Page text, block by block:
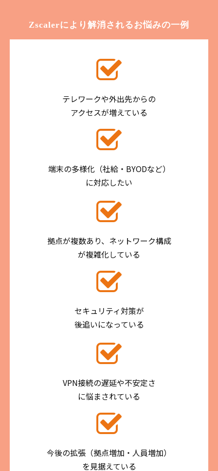
Zscalerにより解消されるお悩みの一例
テレワークや外出先からの
アクセスが増えている
端末の多様化（社給・BYODなど）
に対応したい
拠点が複数あり、ネットワーク構成
が複雑化している
セキュリティ対策が
後追いになっている
VPN接続の遅延や不安定さ
に悩まされている
今後の拡張（拠点増加・人員増加）
を見据えている